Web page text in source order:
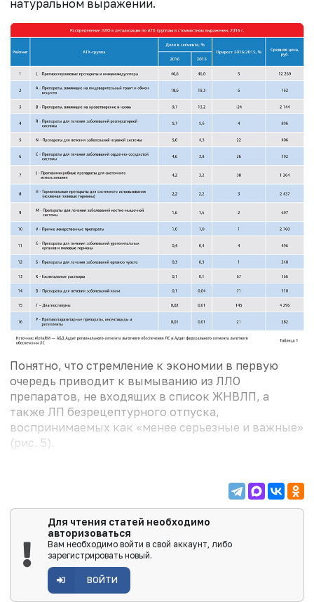
натуральном выражении.
Понятно, что стремление к экономии в первую
очередь приводит к вымыванию из ЛЛО
препаратов, не входящих в список ЖНВЛП, а
также ЛП безрецептурного отпуска,
воспринимаемых как «менее серьезные и важные»
(рис. 5).
Для чтения статей необходимо
авторизоваться
Вам необходимо войти в свой аккаунт, либо
зарегистрировать новый.
ВОЙТИ